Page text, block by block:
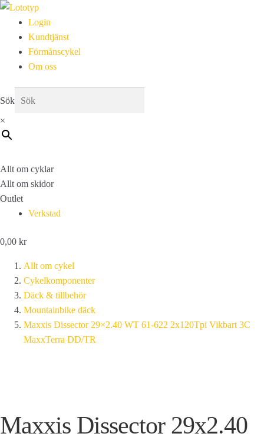
Login
Kundtjänst
Förmånscykel
Om oss
Sök
×
Allt om cyklar
Allt om skidor
Outlet
Verkstad
0,00 kr
Allt om cykel
Cykelkomponenter
Däck & tillbehör
Mountainbike däck
Maxxis Dissector 29×2.40 WT 61-622 2x120Tpi Vikbart 3C
MaxxTerra DD/TR
Maxxis Dissector 29x2.40